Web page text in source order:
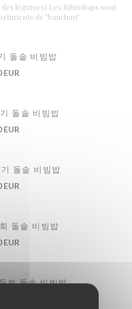
légumes) Les Bibimbaps sont
de "banchan"
돌솥 비빔밥
EUR
돌솥 비빔밥
EUR
돌솥 비빔밥
EUR
돌솥 비빔밥
EUR
부 돌솥 비빔밥